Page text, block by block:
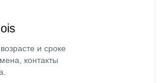
и сроке
контакты